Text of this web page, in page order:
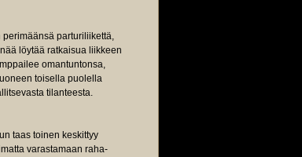
parturiliikettä,
löytää ratkaisua liikkeen
omantuntonsa,
toisella puolella
tilanteesta.
taas toinen keskittyy
varastamaan raha-